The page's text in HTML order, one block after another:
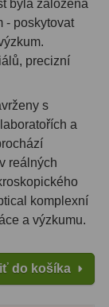
byla založena
- poskytovat
precizní
s
a
reálných
komplexní
a výzkumu.
do košíka